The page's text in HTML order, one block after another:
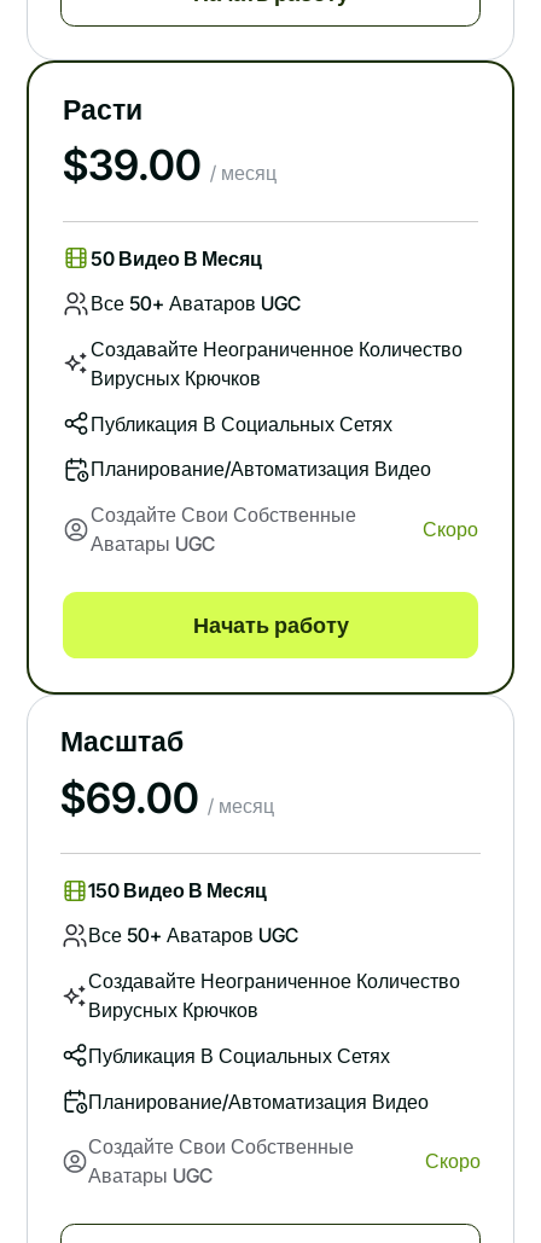
Расти
$39.00 / месяц
50 Видео В Месяц
Все 50+ Аватаров UGC
Создавайте Неограниченное Количество
Вирусных Крючков
Публикация В Социальных Сетях
Планирование/автоматизация Видео
Создайте Свои Собственные
Аватары UGC
Скоро
Начать работу
Масштаб
$69.00 / месяц
150 Видео В Месяц
Все 50+ Аватаров UGC
Создавайте Неограниченное Количество
Вирусных Крючков
Публикация В Социальных Сетях
Планирование/автоматизация Видео
Создайте Свои Собственные
Аватары UGC
Скоро